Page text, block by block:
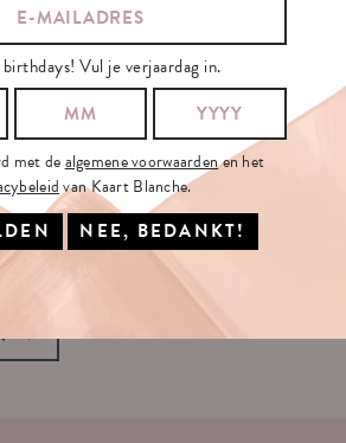
OP ONZE NIEUWSBRIEF
algemene voorwaardenen hetprivacybeleid
Vul je verjaardag in.
met dealgemene voorwaardenen het
van Kaart Blanche.